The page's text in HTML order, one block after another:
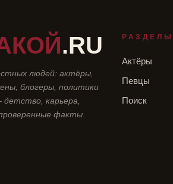
.RU
людей: актёры,
блогеры, политики
карьера,
факты.
РАЗДЕЛЫ
Актёры
Певцы
Поиск